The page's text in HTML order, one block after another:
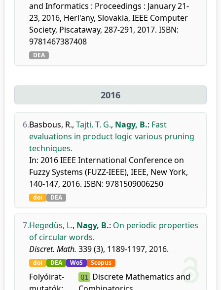
and Informatics : Proceedings : January 21-
23, 2016, Herl'any, Slovakia, IEEE Computer
Society, Piscataway, 287-291, 2017. ISBN:
9781467387408
DEA
2016
6.Basbous, R., Tajti, T. G., Nagy, B.: Fast
evaluations in product logic various pruning
techniques.
In: 2016 IEEE International Conference on
Fuzzy Systems (FUZZ-IEEE), IEEE, New York,
140-147, 2016. ISBN: 9781509006250
doi DEA
7.Hegedüs, L., Nagy, B.: On periodic properties
of circular words.
Discret. Math. 339 (3), 1189-1197, 2016.
doi DEA WoS Scopus
Folyóirat-
Q1 Discrete Mathematics and